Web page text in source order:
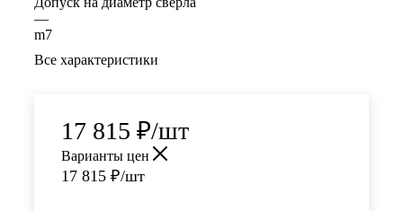
—
m7
Все характеристики
17 815 ₽/шт
Варианты цен
17 815 ₽/шт